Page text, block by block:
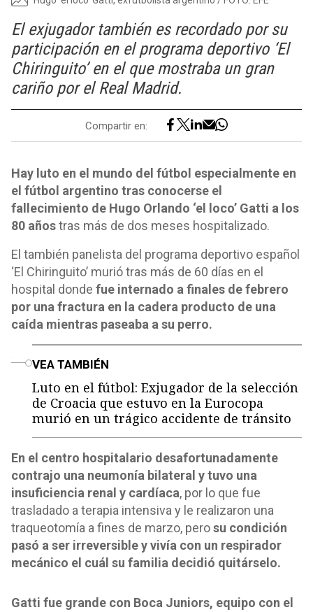
El exjugador también es recordado por su
participación en el programa deportivo ‘El
Chiringuito’ en el que mostraba un gran
cariño por el Real Madrid.
Compartir en:
Hay luto en el mundo del fútbol especialmente en
el fútbol argentino tras conocerse el
fallecimiento de Hugo Orlando ‘el loco’ Gatti a los
80 añostras más de dos meses hospitalizado.
El también panelista del programa deportivo español
‘El Chiringuito’ murió tras más de 60 días en el
hospital donde fue internado a finales de febrero
por una fractura en la cadera producto de una
caída mientras paseaba a su perro.
VEA TAMBIÉN
Luto en el fútbol: Exjugador de la selección
de Croacia que estuvo en la Eurocopa
murió en un trágico accidente de tránsito
En el centro hospitalario desafortunadamente
contrajo una neumonía bilateral y tuvo una
insuficiencia renal y cardíaca, por lo que fue
trasladado a terapia intensiva y le realizaron una
traqueotomía a fines de marzo, perosu condición
pasó a ser irreversible y vivía con un respirador
mecánico el cuál su familia decidió quitárselo.
Gatti fue grande con Boca Juniors, equipo con el